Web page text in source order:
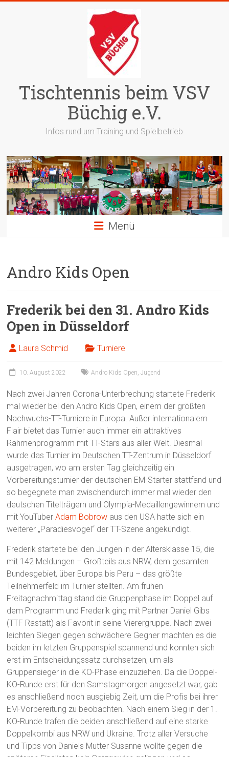
Tischtennis beim VSV
Büchig e.V.
Infos rund um Training und Spielbetrieb
Menü
Andro Kids Open
Frederik bei den 31. Andro Kids
Open in Düsseldorf
Laura Schmid Turniere
10. August 2022 Andro Kids Open,Jugend
Nach zwei Jahren Corona-Unterbrechung startete Frederik
mal wieder bei den Andro Kids Open, einem der größten
Nachwuchs-TT-Turniere in Europa. Außer internationalem
Flair bietet das Turnier auch immer ein attraktives
Rahmenprogramm mit TT-Stars aus aller Welt. Diesmal
wurde das Turnier im Deutschen TT-Zentrum in Düsseldorf
ausgetragen, wo am ersten Tag gleichzeitig ein
Vorbereitungsturnier der deutschen EM-Starter stattfand und
so begegnete man zwischendurch immer mal wieder den
deutschen Titelträgern und Olympia-Medaillengewinnern und
mit YouTuberAdam Bobrow aus den USA hatte sich ein
weiterer „Paradiesvogel“ der TT-Szene angekündigt.
Frederik startete bei den Jungen in der Altersklasse 15, die
mit 142 Meldungen – Großteils aus NRW, dem gesamten
Bundesgebiet, über Europa bis Peru – das größte
Teilnehmerfeld im Turnier stellten. Am frühen
Freitagnachmittag stand die Gruppenphase im Doppel auf
dem Programm und Frederik ging mit Partner Daniel Gibs
(TTF Rastatt) als Favorit in seine Vierergruppe. Nach zwei
leichten Siegen gegen schwächere Gegner machten es die
beiden im letzten Gruppenspiel spannend und konnten sich
erst im Entscheidungssatz durchsetzen, um als
Gruppensieger in die KO-Phase einzuziehen. Da die Doppel-
KO-Runde erst für den Samstagmorgen angesetzt war, gab
es anschließend noch ausgiebig Zeit, um die Profis bei ihrer
EM-Vorbereitung zu beobachten. Nach einem Sieg in der 1.
KO-Runde trafen die beiden anschließend auf eine starke
Doppelkombi aus NRW und Ukraine. Trotz aller Versuche
und Tipps von Daniels Mutter Susanne wollte gegen die